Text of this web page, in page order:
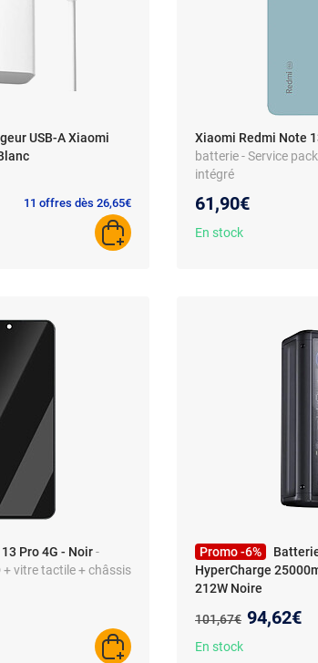
USB-A Xiaomi
prix :
11 offres dès 26,65€
AJOUTER AU PANIER
Xiaomi Redmi Note
batterie - Service
intégré
61,90€
En stock
Pro 4G - Noir-
+ vitre tactile + châssis
AJOUTER AU PANIER
Promo -6%
HyperCharge
212W Noire
Ancien prix :
101,67€ Nouveau
94,62€
En stock